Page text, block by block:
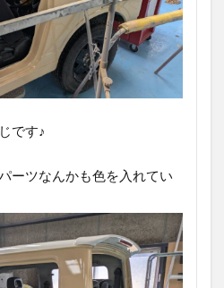
です♪
ーツなんかも色を入れてい